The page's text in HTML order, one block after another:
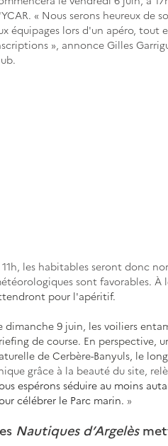
« Nous serons heureux de
équipages lors d'un apéro, tout
», annonce Gilles
11h, les habitables seront donc
sont favorables. À l
pour l'apéritif.
dimanche 9 juin, les voiliers
de course. En perspective,
de Cerbère-Banyuls, le
grâce à la beauté du site,
espérons séduire au moins
célébrer le Parc marin. »
Nautiques d’Argelès